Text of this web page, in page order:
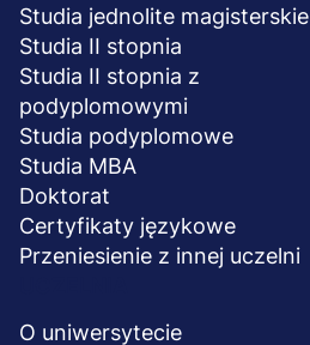
Studia jednolite magisterskie
Studia II stopnia
Studia II stopnia z
podyplomowymi
Studia podyplomowe
Studia MBA
Doktorat
Certyfikaty językowe
Przeniesienie z innej uczelni
O uniwersytecie